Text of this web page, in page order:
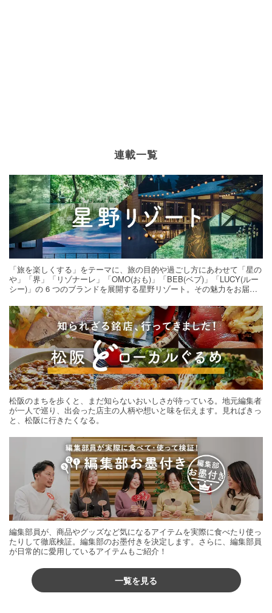
連載一覧
「旅を楽しくする」をテーマに、旅の目的や過ごし方にあわせて「星の
や」「界」「リゾナーレ」「OMO(おも)」「BEB(ベブ)」「LUCY(ルー
シー)」の 6 つのブランドを展開する星野リゾート。その魅力をお届け
松阪のまちを歩くと、まだ知らないおいしさが待っている。地元編集者
が一人で巡り、出会った店主の人柄や想いと味を伝えます。見ればきっ
と、松阪に行きたくなる。
編集部員が、商品やグッズなど気になるアイテムを実際に食べたり使っ
たりして徹底検証。編集部のお墨付きを決定します。さらに、編集部員
が日常的に愛用しているアイテムもご紹介！
一覧を見る